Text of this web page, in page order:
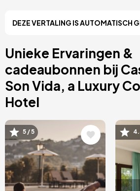
Amsterdam, Nederland
Vila Nova de Gaia, Portugal
DEZE VERTALING IS AUTOMATISCH
Unieke Ervaringen &
cadeaubonnen bij
Son Vida, a Luxury
Hotel
Afbeelding
5 / 5